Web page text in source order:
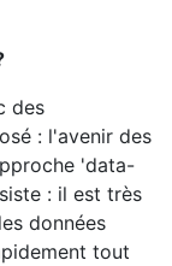
des
: l'avenir des
'data-
: il est très
données
tout